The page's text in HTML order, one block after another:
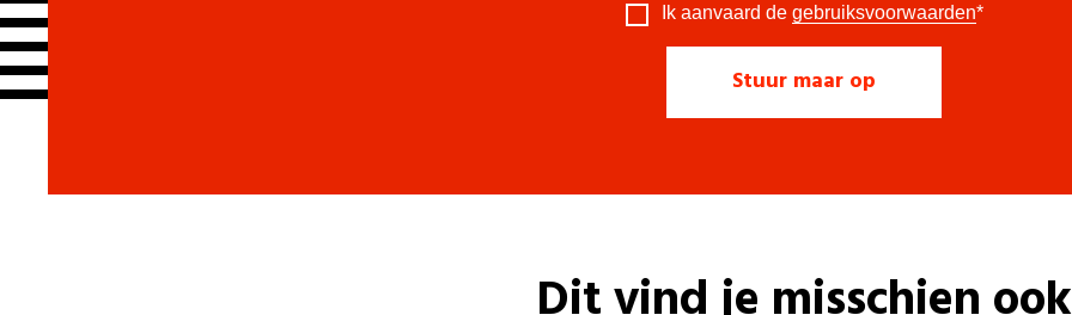
Ik aanvaard de gebruiksvoorwaarden*